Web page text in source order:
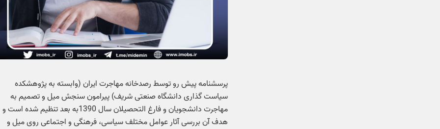
پرسشنامه پیش رو توسط رصدخانه مهاجرت ایران (وابسته به پژوهشکده
سیاست گذاری دانشگاه صنعتی شریف) پیرامون سنجش میل و تصمیم به
مهاجرت دانشجویان و فارغ التحصیلان سال 1390به بعد تنظیم شده است و
هدف آن بررسی آثار عوامل مختلف سیاسی، فرهنگی و اجتماعی روی میل و